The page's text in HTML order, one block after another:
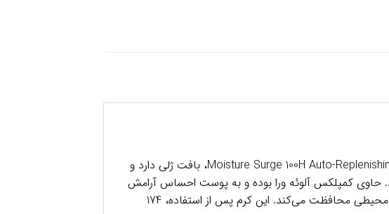
کرم آبرسان 100 ساعته کلینیک مدل Moisture Surge کرم آبرسان Moisture Surge 100H Auto-Replenishing Hydrator Gel Cream 125ml، بافت ژلی دارد و
و آن را برای 100 ساعت مرطوب نگه می‌دارد. حاوی کمپلکس آلوئه ورا بوده و به پوست احساس آرامش
می‌دهد. حاوی ویتامین C و E با خواص آنتی اکسیدانی است که پوست را از خشکی و آسیب‌های محیطی محافظت می‌کند. این کرم پس از استفاده، 174